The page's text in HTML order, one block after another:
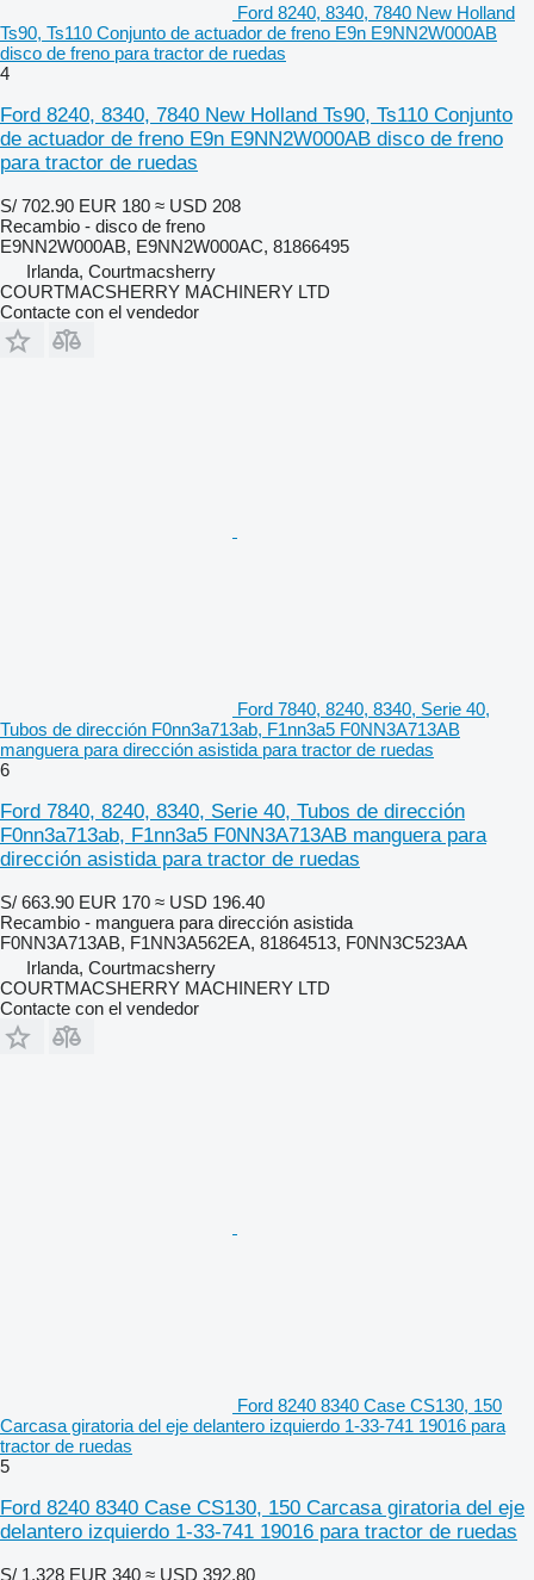
Ford 8240, 8340, 7840 New Holland
Ts90, Ts110 Conjunto de actuador de freno E9n E9NN2W000AB
disco de freno para tractor de ruedas
4
Ford 8240, 8340, 7840 New Holland Ts90, Ts110 Conjunto
de actuador de freno E9n E9NN2W000AB disco de freno
para tractor de ruedas
S/ 702.90 EUR 180 ≈ USD 208
Recambio - disco de freno
E9NN2W000AB, E9NN2W000AC, 81866495
Irlanda, Courtmacsherry
COURTMACSHERRY MACHINERY LTD
Contacte con el vendedor
Ford 7840, 8240, 8340, Serie 40,
Tubos de dirección F0nn3a713ab, F1nn3a5 F0NN3A713AB
manguera para dirección asistida para tractor de ruedas
6
Ford 7840, 8240, 8340, Serie 40, Tubos de dirección
F0nn3a713ab, F1nn3a5 F0NN3A713AB manguera para
dirección asistida para tractor de ruedas
S/ 663.90 EUR 170 ≈ USD 196.40
Recambio - manguera para dirección asistida
F0NN3A713AB, F1NN3A562EA, 81864513, F0NN3C523AA
Irlanda, Courtmacsherry
COURTMACSHERRY MACHINERY LTD
Contacte con el vendedor
Ford 8240 8340 Case CS130, 150
Carcasa giratoria del eje delantero izquierdo 1-33-741 19016 para
tractor de ruedas
5
Ford 8240 8340 Case CS130, 150 Carcasa giratoria del eje
delantero izquierdo 1-33-741 19016 para tractor de ruedas
S/ 1,328 EUR 340 ≈ USD 392.80